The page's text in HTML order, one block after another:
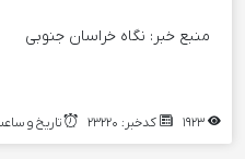
منبع خبر: نگاه خراسان جنوبی
کدخبر: 23220 تاریخ و ساعت انتشار: